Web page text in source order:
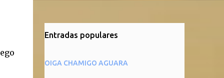
Entradas populares
OIGA CHAMIGO AGUARA